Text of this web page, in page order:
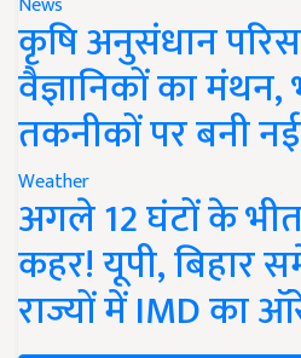
कृषि अनुसंधान
वैज्ञानिकों का
तकनीकों पर बनी
Weather
अगले 12 घंटों के
कहर! यूपी, बिहार
राज्यों में IMD का